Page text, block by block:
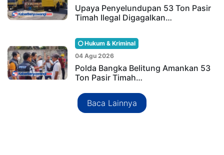
Upaya Penyelundupan 53 Ton Pasir
Timah Ilegal Digagalkan…
Hukum & Kriminal
04 Agu 2026
Polda Bangka Belitung Amankan 53
Ton Pasir Timah…
Baca Lainnya